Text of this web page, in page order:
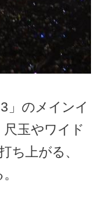
」のメインイ
玉やワイド
ち上がる、